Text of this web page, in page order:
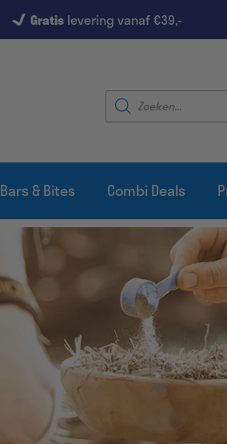
Gratislevering vanaf €39,-
Producten
zoeken
Bars & Bites Combi Deals